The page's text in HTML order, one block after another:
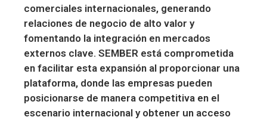
comerciales internacionales, generando
relaciones de negocio de alto valor y
fomentando la integración en mercados
externos clave. SEMBER está comprometida
en facilitar esta expansión al proporcionar una
plataforma, donde las empresas pueden
posicionarse de manera competitiva en el
escenario internacional y obtener un acceso